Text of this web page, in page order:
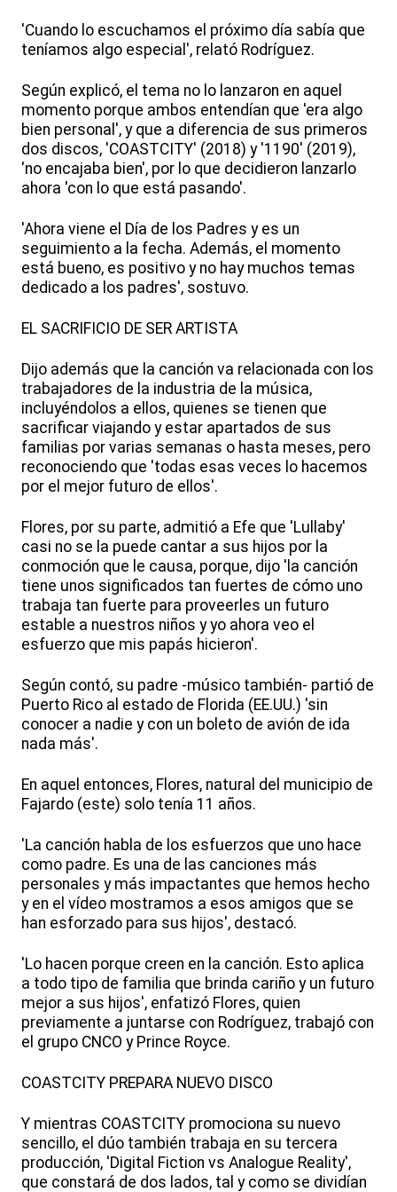
'Cuando lo escuchamos el próximo día sabía que
teníamos algo especial', relató Rodríguez.
Según explicó, el tema no lo lanzaron en aquel
momento porque ambos entendían que 'era algo
bien personal', y que a diferencia de sus primeros
dos discos, 'COASTCITY' (2018) y '1190' (2019),
'no encajaba bien', por lo que decidieron lanzarlo
ahora 'con lo que está pasando'.
'Ahora viene el Día de los Padres y es un
seguimiento a la fecha. Además, el momento
está bueno, es positivo y no hay muchos temas
dedicado a los padres', sostuvo.
EL SACRIFICIO DE SER ARTISTA
Dijo además que la canción va relacionada con los
trabajadores de la industria de la música,
incluyéndolos a ellos, quienes se tienen que
sacrificar viajando y estar apartados de sus
familias por varias semanas o hasta meses, pero
reconociendo que 'todas esas veces lo hacemos
por el mejor futuro de ellos'.
Flores, por su parte, admitió a Efe que 'Lullaby'
casi no se la puede cantar a sus hijos por la
conmoción que le causa, porque, dijo 'la canción
tiene unos significados tan fuertes de cómo uno
trabaja tan fuerte para proveerles un futuro
estable a nuestros niños y yo ahora veo el
esfuerzo que mis papás hicieron'.
Según contó, su padre -músico también- partió de
Puerto Rico al estado de Florida (EE.UU.) 'sin
conocer a nadie y con un boleto de avión de ida
nada más'.
En aquel entonces, Flores, natural del municipio de
Fajardo (este) solo tenía 11 años.
'La canción habla de los esfuerzos que uno hace
como padre. Es una de las canciones más
personales y más impactantes que hemos hecho
y en el vídeo mostramos a esos amigos que se
han esforzado para sus hijos', destacó.
'Lo hacen porque creen en la canción. Esto aplica
a todo tipo de familia que brinda cariño y un futuro
mejor a sus hijos', enfatizó Flores, quien
previamente a juntarse con Rodríguez, trabajó con
el grupo CNCO y Prince Royce.
COASTCITY PREPARA NUEVO DISCO
Y mientras COASTCITY promociona su nuevo
sencillo, el dúo también trabaja en su tercera
producción, 'Digital Fiction vs Analogue Reality',
que constará de dos lados, tal y como se dividían